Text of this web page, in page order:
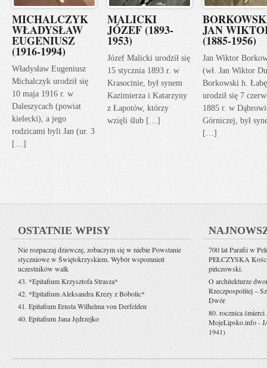
MICHALCZYK
WŁADYSŁAW
EUGENIUSZ
(1916-1994)
Władysław Eugeniusz
Michalczyk urodził się
10 maja 1916 r. w
Daleszycach (powiat
kielecki), a jego
rodzicami byli Jan (ur. 3
[…]
MALICKI
JÓZEF (1893-
1953)
Józef Malicki urodził się
15 stycznia 1893 r. w
Krasocinie, był synem
Kazimierza i Katarzyny
z Łapotów, którzy
wzięli ślub […]
JAN
(1885-1956)
Jan Wiktor
(wł. Jan Wiktor
Borkowski h.
urodził się 7
1885 r. w
Górniczej, był
[…]
OSTATNIE WPISY
Nie rozpaczaj dziewczę, zobaczym się w niebie Powstanie
styczniowe w Świętokrzyskiem. Wybór wspomnień
uczestników walk
43. *Epitafium Krzysztofa Strasza*
42. *Epitafium Aleksandra Krezy z Bobolic*
41. Epitafium Ernsta Wilhelma von Derfelden
40. Epitafium Jana Jędrzejko
700 lat Parafii w
PEŁCZYSKA
pińczowski.
O architekturze
Rzeczpospolitej –
Dwór
80. rocznica
MojeLipsko.info-
1941)